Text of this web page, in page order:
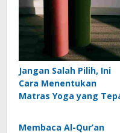
Jangan Salah Pilih, Ini
Cara Menentukan
Matras Yoga yang
Membaca Al-Qur’an